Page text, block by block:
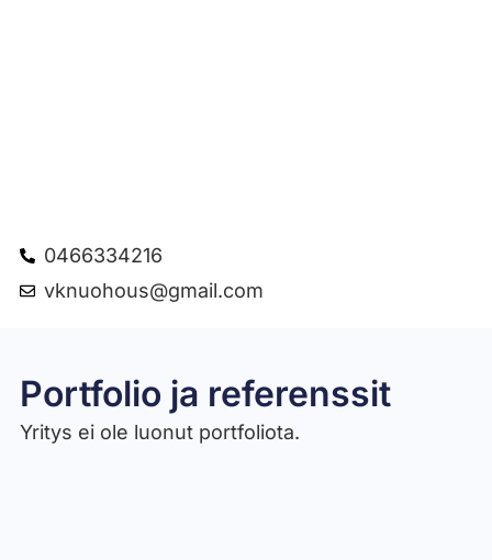
0466334216
vknuohous@gmail.com
Portfolio ja referenssit
Yritys ei ole luonut portfoliota.